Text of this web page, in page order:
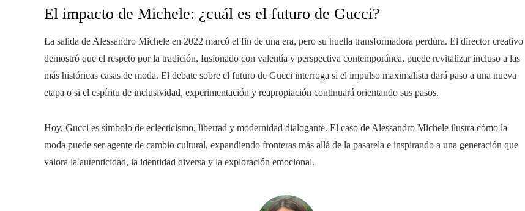
El impacto de Michele: ¿cuál es el futuro de Gucci?
La salida de Alessandro Michele en 2022 marcó el fin de una era, pero su huella transformadora perdura. El director creativo
demostró que el respeto por la tradición, fusionado con valentía y perspectiva contemporánea, puede revitalizar incluso a las
más históricas casas de moda. El debate sobre el futuro de Gucci interroga si el impulso maximalista dará paso a una nueva
etapa o si el espíritu de inclusividad, experimentación y reapropiación continuará orientando sus pasos.
Hoy, Gucci es símbolo de eclecticismo, libertad y modernidad dialogante. El caso de Alessandro Michele ilustra cómo la
moda puede ser agente de cambio cultural, expandiendo fronteras más allá de la pasarela e inspirando a una generación que
valora la autenticidad, la identidad diversa y la exploración emocional.